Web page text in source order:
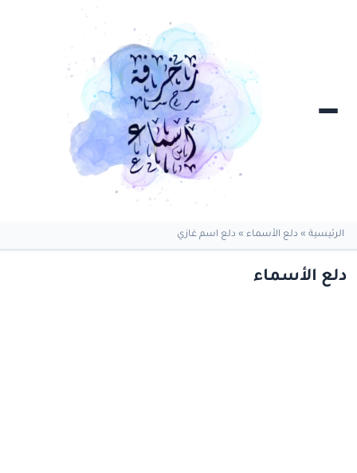
الرئيسية » دلع الأسماء » دلع اسم غازي
دلع الأسماء